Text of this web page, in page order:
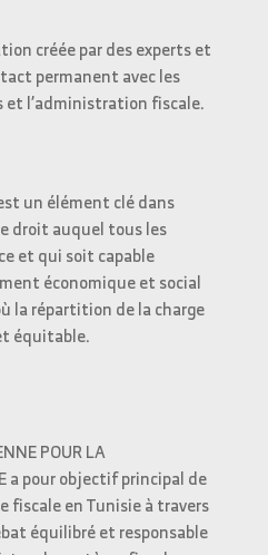
créée par des experts et
permanent avec les
et l’administration fiscale.
un élément clé dans
droit auquel tous les
et qui soit capable
économique et social
la répartition de la charge
équitable.
POUR LA
a pour objectif principal de
fiscale en Tunisie à travers
équilibré et responsable